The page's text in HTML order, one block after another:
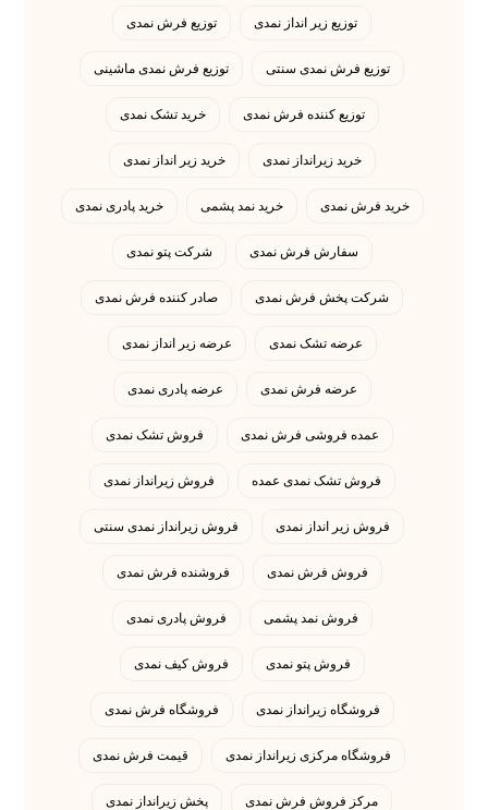
توزیع زیر انداز نمدی توزیع فرش نمدی
توزیع فرش نمدی سنتی توزیع فرش نمدی ماشینی
توزیع کننده فرش نمدی خرید تشک نمدی
خرید زیرانداز نمدی خرید زیر انداز نمدی
خرید فرش نمدی خرید نمد پشمی خرید پادری نمدی
سفارش فرش نمدی شرکت پتو نمدی
شرکت پخش فرش نمدی صادر کننده فرش نمدی
عرضه تشک نمدی عرضه زیر انداز نمدی
عرضه فرش نمدی عرضه پادری نمدی
عمده فروشی فرش نمدی فروش تشک نمدی
فروش تشک نمدی عمده فروش زیرانداز نمدی
فروش زیر انداز نمدی فروش زیرانداز نمدی سنتی
فروش فرش نمدی فروشنده فرش نمدی
فروش نمد پشمی فروش پادری نمدی
فروش پتو نمدی فروش کیف نمدی
فروشگاه زیرانداز نمدی فروشگاه فرش نمدی
فروشگاه مرکزی زیرانداز نمدی قیمت فرش نمدی
مرکز فروش فرش نمدی پخش زیرانداز نمدی